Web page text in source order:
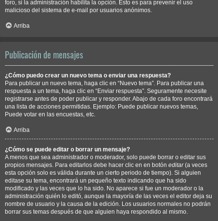
foro, si la administración habilita la opción. Esto es para prevenir el uso
malicioso del sistema de e-mail por usuarios anónimos.
Arriba
Publicación de mensajes
¿Cómo puedo crear un nuevo tema o enviar una respuesta?
Para publicar un nuevo tema, haga clic en “Nuevo tema”. Para publicar una
respuesta a un tema, haga clic en “Enviar respuesta”. Seguramente necesite
registrarse antes de poder publicar y responder. Abajo de cada foro encontrará
una lista de acciones permitidas. Ejemplo: Puede publicar nuevos temas,
Puede votar en las encuestas, etc.
Arriba
¿Cómo se puede editar o borrar un mensaje?
A menos que sea administrador o moderador, solo puede borrar o editar sus
propios mensajes. Para editarlos debe hacer clic en en botón editar(a veces
esta opción solo es válida durante un cierto periodo de tiempo). Si alguien
editase su tema, encontrará un pequeño texto indicando que ha sido
modificado y las veces que lo ha sido. No aparece si fue un moderador o la
administración quién lo editó, aunque la mayoría de las veces el editor deja su
nombre de usuario y la causa de la edición. Los usuarios normales no podrán
borrar sus temas después de que alguien haya respondido al mismo.